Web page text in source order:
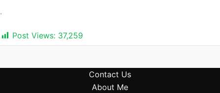
.
Post Views: 37,259
Contact Us
About Me